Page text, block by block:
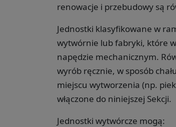
renowacje i przebudowy są
Jednostki klasyfikowane w
wytwórnie lub fabryki, które
napędzie mechanicznym.
wyrób ręcznie, w sposób
miejscu wytworzenia (np.
włączone do niniejszej Sekcji.
Jednostki wytwórcze mogą: